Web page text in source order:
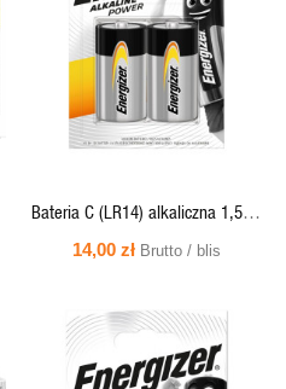
PODGLĄD
Bateria C (LR14) alkaliczna 1,5V -
ALKALINE POWER E93 Energizer
14,00 zł Brutto / blis
SZYBKI